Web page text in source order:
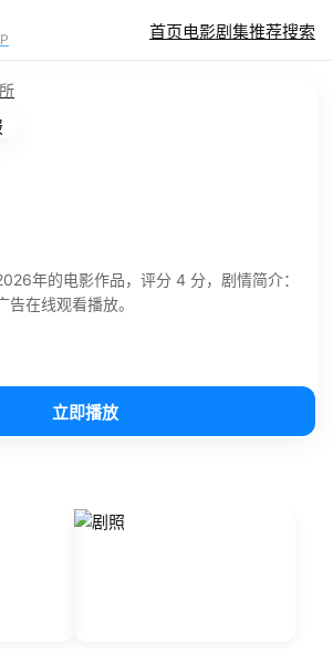
首页电影剧集推荐搜索
年的电影作品，评分 4 分，剧情简介：
在线观看播放。
立即播放